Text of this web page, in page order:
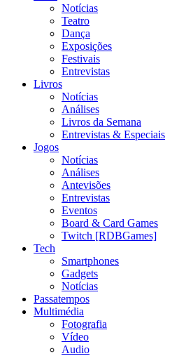
Notícias
Teatro
Dança
Exposições
Festivais
Entrevistas
Livros
Notícias
Análises
Livros da Semana
Entrevistas & Especiais
Jogos
Notícias
Análises
Antevisões
Entrevistas
Eventos
Board & Card Games
Twitch [RDBGames]
Tech
Smartphones
Gadgets
Notícias
Passatempos
Multimédia
Fotografia
Vídeo
Audio